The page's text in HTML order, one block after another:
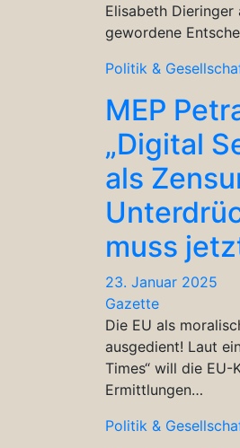
Elisabeth
gewordene
Politik &
MEP
„Digital
als
muss
23. Januar 2025
Gazette
Die EU als
ausgedient! Laut
Times“ will die EU-
Ermittlungen…
Politik &